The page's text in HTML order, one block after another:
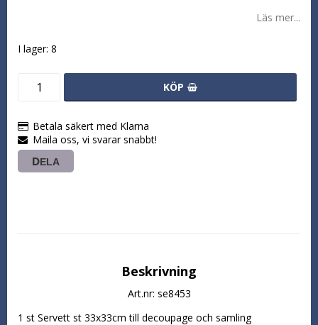
Läs mer...
I lager: 8
KÖP
Betala säkert med Klarna
Maila oss, vi svarar snabbt!
DELA
Beskrivning
Art.nr: se8453
1 st Servett st 33x33cm till decoupage och samling